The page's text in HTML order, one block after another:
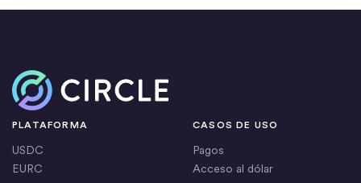
Inicio
PLATAFORMA
USDC
EURC
CASOS DE USO
Pagos
Acceso al dólar